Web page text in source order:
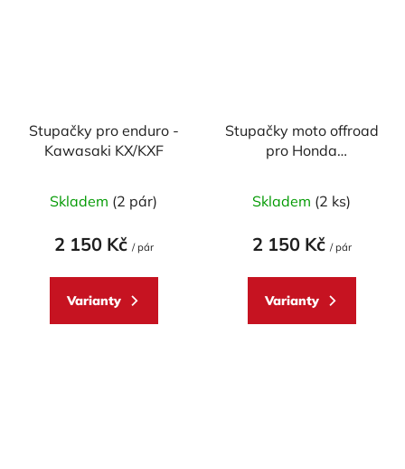
Stupačky pro enduro -
Kawasaki KX/KXF
Skladem (2 pár)
2 150 Kč / pár
Varianty
Stupačky moto offroad
pro Honda
Skladem (2 ks)
2 150 Kč / pár
Varianty